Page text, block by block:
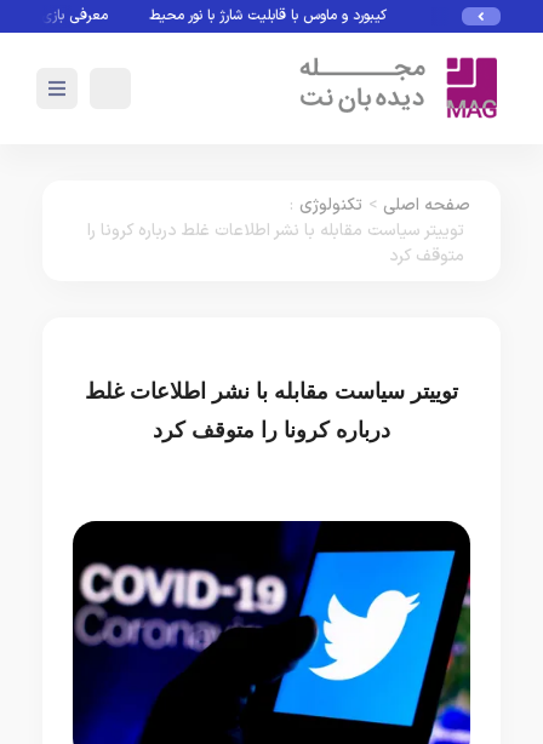
کیبورد و ماوس با قابلیت شارژ با نور محیط معرفی بازی های
صفحه اصلی > تکنولوژی :
توییتر سیاست مقابله با نشر اطلاعات غلط درباره کرونا را
متوقف کرد
توییتر سیاست مقابله با نشر اطلاعات غلط
درباره کرونا را متوقف کرد